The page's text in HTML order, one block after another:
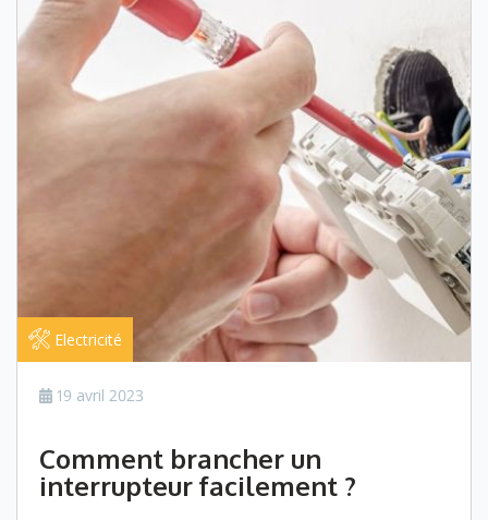
Electricité
19 avril 2023
Comment brancher un
interrupteur facilement ?